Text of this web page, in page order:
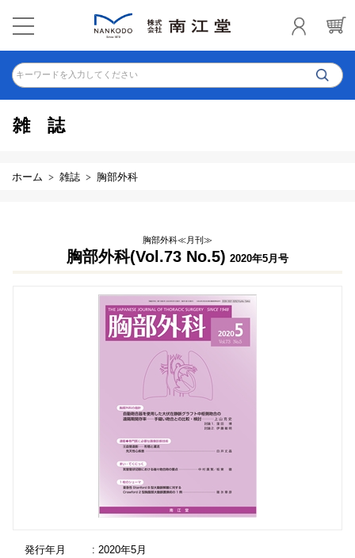
キーワードを入力してください
雑誌
ホーム 雑誌 胸部外科
胸部外科≪月刊≫
胸部外科(Vol.73 No.5) 2020年5月号
発行年月
: 2020年5月